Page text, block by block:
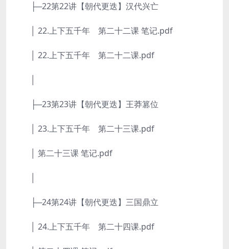
├─22第22讲【朝代更迭】汉代兴亡
│ 22.上下五千年 第二十二课 笔记.pdf
│ 22.上下五千年 第二十二课.pdf
├─23第23讲【朝代更迭】王莽篡位
│ 23.上下五千年 第二十三课.pdf
│ 第二十三课 笔记.pdf
├─24第24讲【朝代更迭】三国鼎立
│ 24.上下五千年 第二十四课.pdf